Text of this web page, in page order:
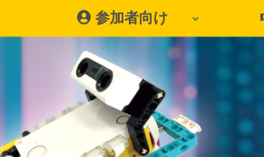
参加者向け